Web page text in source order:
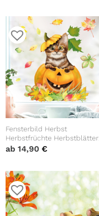
Fensterbild Herbst
Herbstfrüchte Herbstblätter
Kürbis mit Katze Halloween
Kinderzimmer Baby Kind
ab14,90€